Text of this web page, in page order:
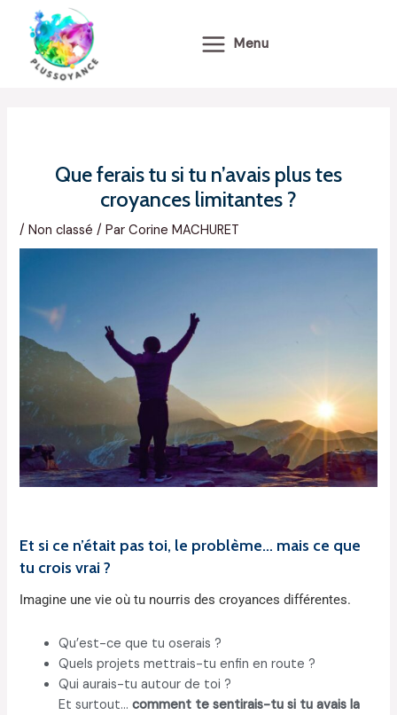
contenu
Menu
Que ferais tu si tu n’avais plus tes
croyances limitantes ?
/Non classé / ParCorine MACHURET
Et si ce n’était pas toi, le problème… mais ce que
tu crois vrai ?
Imagine une vie où tu nourris des croyances différentes.
Qu’est-ce que tu oserais ?
Quels projets mettrais-tu enfin en route ?
Qui aurais-tu autour de toi ?
Et surtout…comment te sentirais-tu si tu avais la